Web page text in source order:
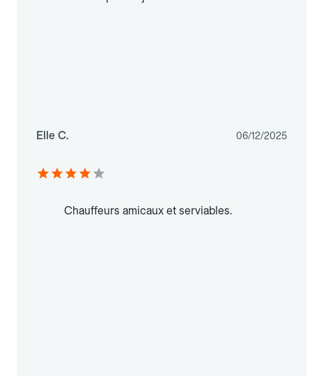
Elle C. 06/12/2025
Chauffeurs amicaux et serviables.